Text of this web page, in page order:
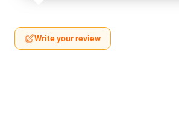
Write your review